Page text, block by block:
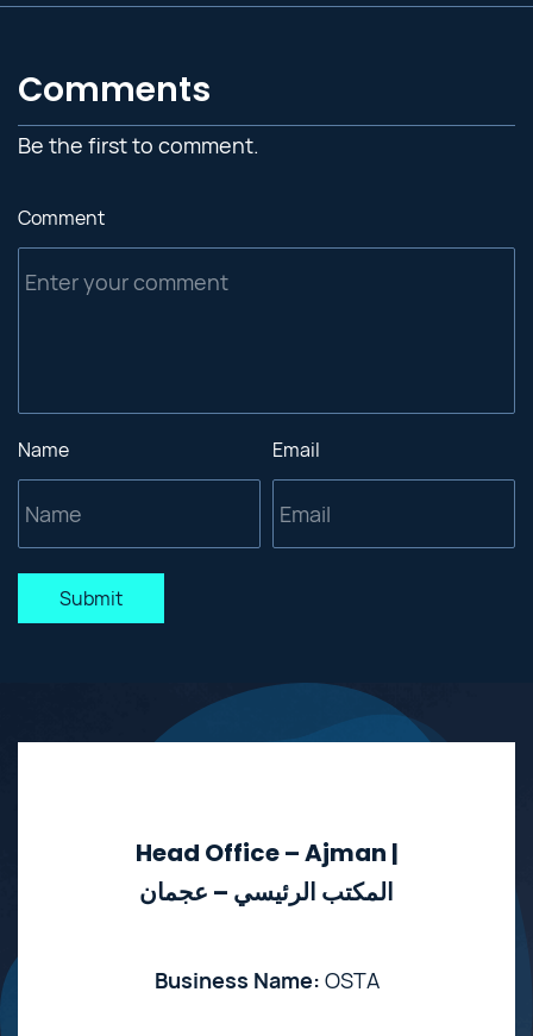
Comments
Be the first to comment.
Comment
Name Email
Submit
Head Office – Ajman |
المكتب الرئيسي – عجمان
Business Name: OSTA